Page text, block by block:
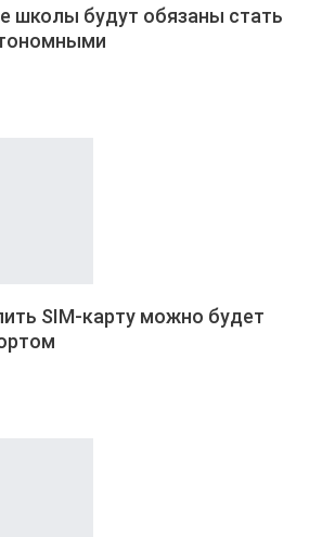
школы будут обязаны стать
SIM-карту можно будет